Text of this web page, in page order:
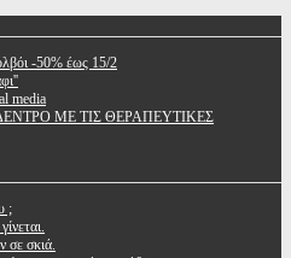
-50% έως 15/2
media
ΜΕ ΤΙΣ ΘΕΡΑΠΕΥΤΙΚΕΣ
;
σε σκιά.